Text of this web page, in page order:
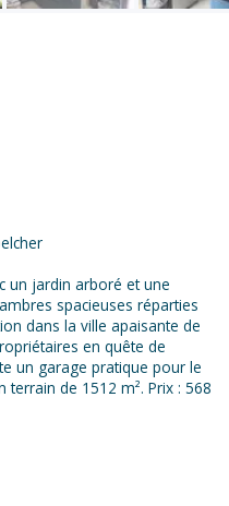
un jardin arboré et une
spacieuses réparties
dans la ville apaisante de
en quête de
un garage pratique pour le
de 1512 m². Prix : 568